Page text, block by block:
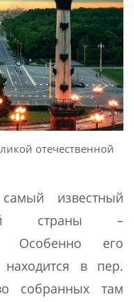
отечественной
известный
страны –
Особенно его
в пер.
собранных там